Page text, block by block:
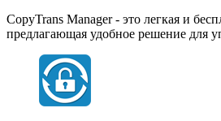
CopyTrans Manager - это легкая и
предлагающая удобное решение для